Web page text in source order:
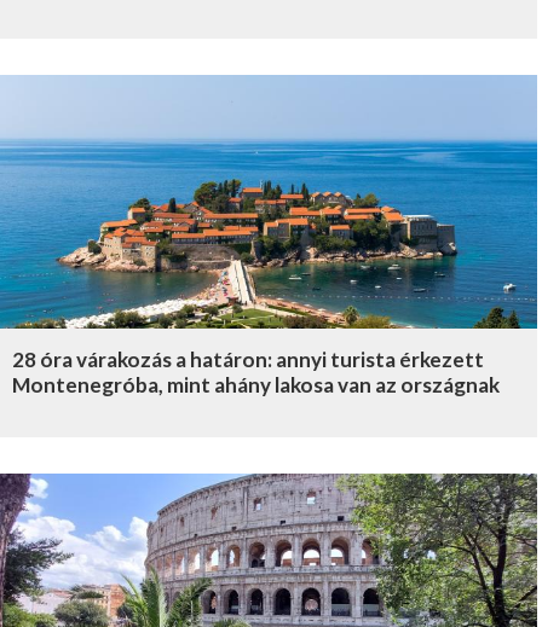
28 óra várakozás a határon: annyi turista érkezett
Montenegróba, mint ahány lakosa van az országnak